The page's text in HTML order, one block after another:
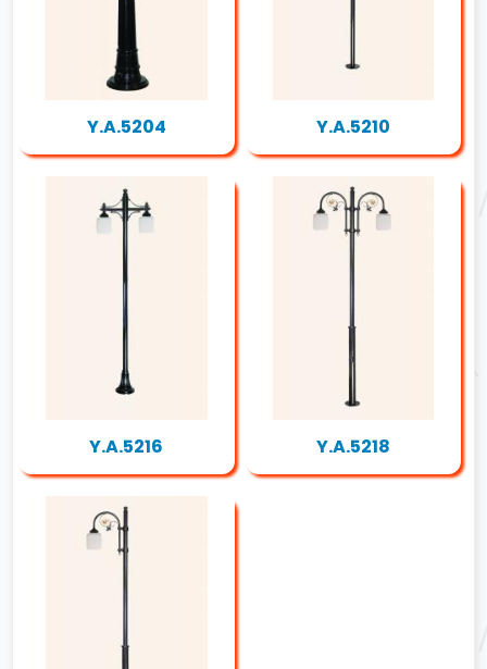
Y.A.5204 Y.A.5210
Y.A.5216 Y.A.5218